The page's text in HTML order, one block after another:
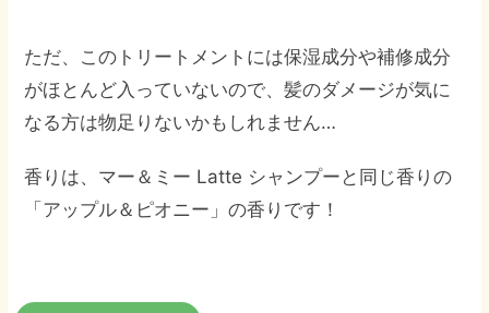
ただ、このトリートメントには保湿成分や補修成分
がほとんど入っていないので、髪のダメージが気に
なる方は物足りないかもしれません…
香りは、マー＆ミー Latte シャンプーと同じ香りの
「アップル＆ピオニー」の香りです！